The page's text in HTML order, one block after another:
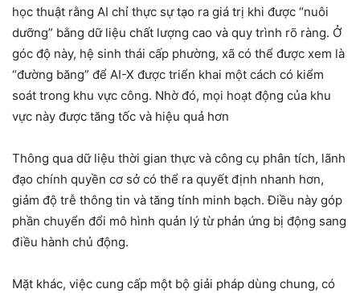
học thuật rằng AI chỉ thực sự tạo ra giá trị khi được “nuôi
dưỡng” bằng dữ liệu chất lượng cao và quy trình rõ ràng. Ở
góc độ này, hệ sinh thái cấp phường, xã có thể được xem là
“đường băng” để AI-X được triển khai một cách có kiểm
soát trong khu vực công. Nhờ đó, mọi hoạt động của khu
vực này được tăng tốc và hiệu quả hơn
Thông qua dữ liệu thời gian thực và công cụ phân tích, lãnh
đạo chính quyền cơ sở có thể ra quyết định nhanh hơn,
giảm độ trễ thông tin và tăng tính minh bạch. Điều này góp
phần chuyển đổi mô hình quản lý từ phản ứng bị động sang
điều hành chủ động.
Mặt khác, việc cung cấp một bộ giải pháp dùng chung, có